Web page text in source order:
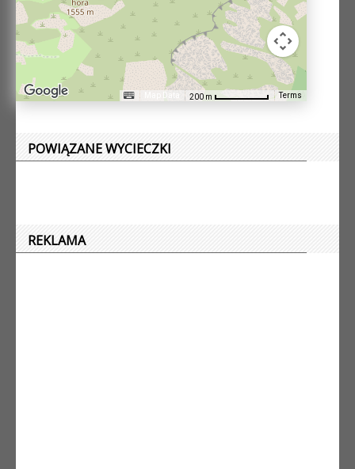
Map Data 200 m Terms
POWIĄZANE WYCIECZKI
REKLAMA